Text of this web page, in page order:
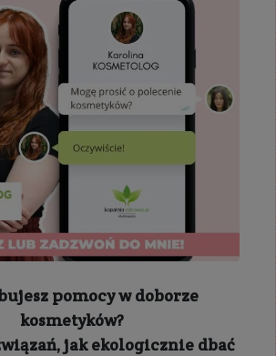
pomocy w doborze
kosmetyków?
jak ekologicznie dbać